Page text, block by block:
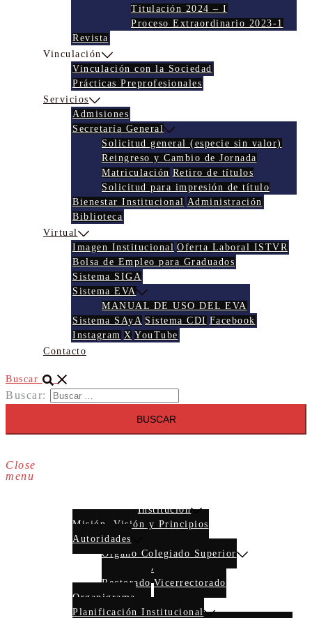
Titulación 2024 – I
Proceso Extraordinario 2023-1
Revista
Vinculación
Vinculación con la Sociedad
Prácticas Preprofesionales
Servicios
Admisiones
Secretaría General
Solicitud general (especie sin valor)
Reingreso y Cambio de Jornada
Matriculación Retiro de títulos
Solicitud para impresión de título
Bienestar Institucional Administración
Biblioteca
Virtual
Imagen Institucional Oferta Laboral ISTVR
Bolsa de Empleo para Graduados
Sistema SIGA
Sistema EVA
MANUAL DE USO DEL EVA
Sistema SAyA Sistema CDI Facebook
Instagram X YouTube
Contacto
Buscar
Buscar:
Close
menu
Institución
Misión, Visión y Principios
Autoridades
Órgano Colegiado Superior
Resoluciones
Rectorado Vicerrectorado
Organigrama
Planificación Institucional